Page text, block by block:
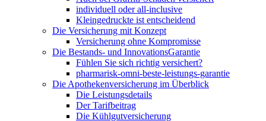
individuell oder all-inclusive
Kleingedruckte ist entscheidend
Die Versicherung mit Konzept
Versicherung ohne Kompromisse
Die Bestands- und InnovationsGarantie
Fühlen Sie sich richtig versichert?
pharmarisk-omni-beste-leistungs-garantie
Die Apothekenversicherung im Überblick
Die Leistungsdetails
Der Tarifbeitrag
Die Kühlgutversicherung